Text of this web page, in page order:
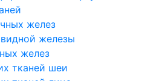
желез
железы
желез
тканей шеи